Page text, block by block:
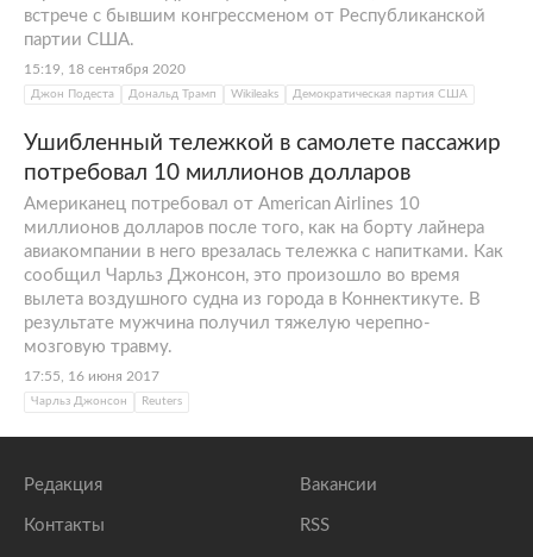
встрече с бывшим конгрессменом от Республиканской
партии США.
15:19, 18 сентября 2020
Джон Подеста Дональд Трамп Wikileaks Демократическая партия США
Ушибленный тележкой в самолете пассажир
потребовал 10 миллионов долларов
Американец потребовал от American Airlines 10
миллионов долларов после того, как на борту лайнера
авиакомпании в него врезалась тележка с напитками. Как
сообщил Чарльз Джонсон, это произошло во время
вылета воздушного судна из города в Коннектикуте. В
результате мужчина получил тяжелую черепно-
мозговую травму.
17:55, 16 июня 2017
Чарльз Джонсон Reuters
Редакция
Контакты
Вакансии
RSS